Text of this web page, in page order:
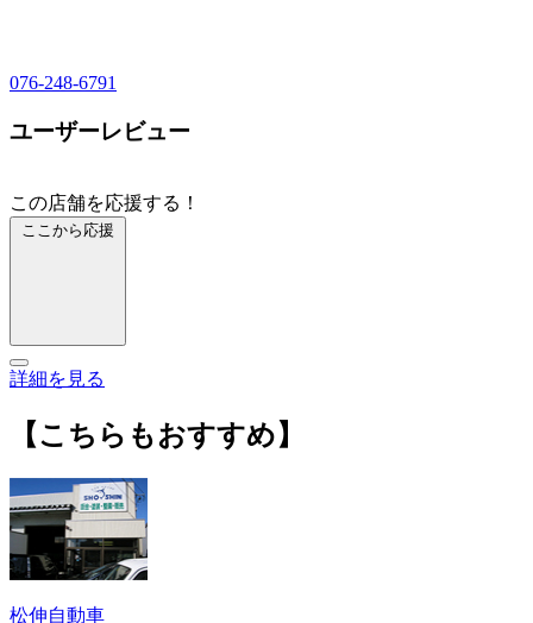
076-248-6791
ユーザーレビュー
この店舗を応援する！
ここから応援
詳細を見る
【こちらもおすすめ】
松伸自動車